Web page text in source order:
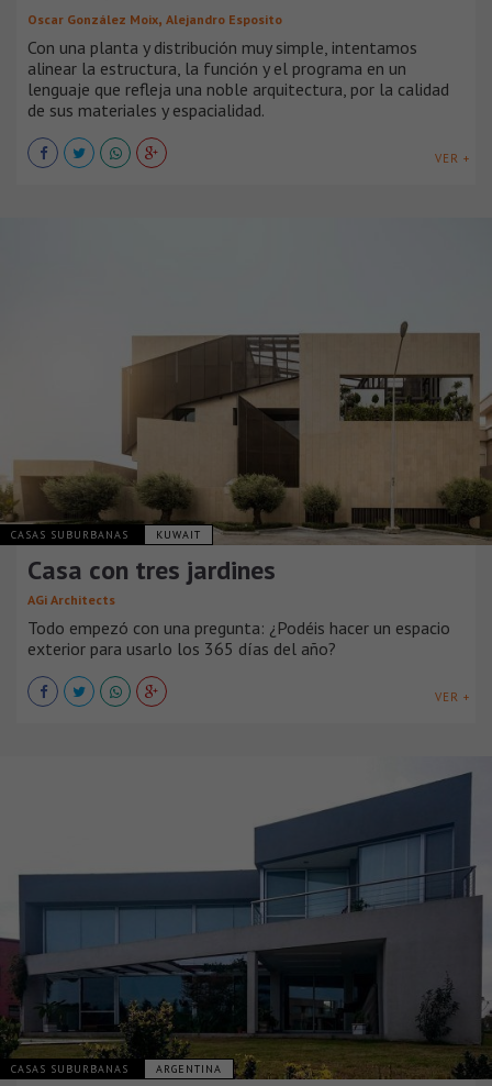
Oscar González Moix, Alejandro Esposito
Con una planta y distribución muy simple, intentamos
alinear la estructura, la función y el programa en un
lenguaje que refleja una noble arquitectura, por la calidad
de sus materiales y espacialidad.
VER +
CASAS SUBURBANAS KUWAIT
Casa con tres jardines
AGi Architects
Todo empezó con una pregunta: ¿Podéis hacer un espacio
exterior para usarlo los 365 días del año?
VER +
CASAS SUBURBANAS ARGENTINA